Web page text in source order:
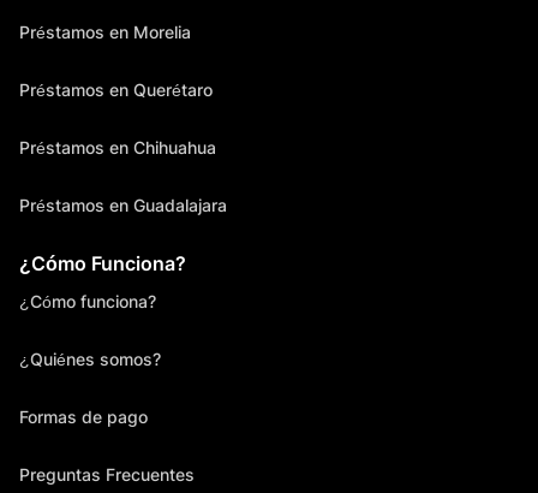
Préstamos en Morelia
Préstamos en Querétaro
Préstamos en Chihuahua
Préstamos en Guadalajara
¿Cómo Funciona?
¿Cómo funciona?
¿Quiénes somos?
Formas de pago
Preguntas Frecuentes